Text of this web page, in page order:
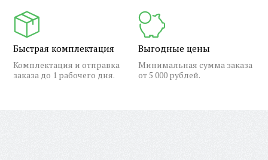
Быстрая комплектация
Комплектация и отправка
заказа до 1 рабочего дня.
Выгодные цены
Минимальная сумма заказа
от 5 000 рублей.